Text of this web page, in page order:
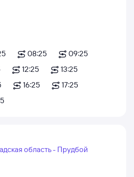
08:25
09:25
12:25
13:25
16:25
17:25
область - Прудбой